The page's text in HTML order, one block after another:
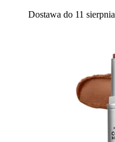
Dostawa do 11 sierpnia